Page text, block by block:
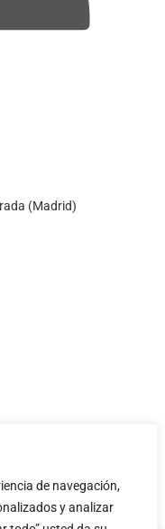
de navegación,
y analizar
(Madrid)